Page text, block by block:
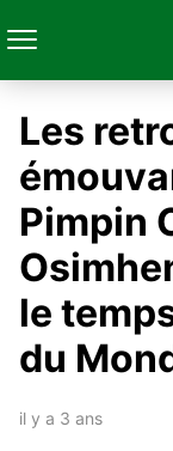
Les
Pimpin
le
du
il y a 3 ans